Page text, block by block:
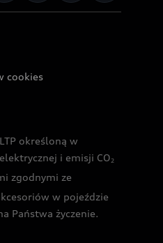
cookies
określoną w
i emisji CO2
zgodnymi ze
w pojeździe
Państwa życzenie.